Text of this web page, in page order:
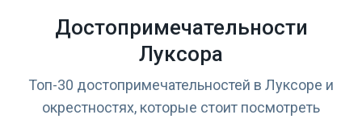
Достопримечательности
Луксора
Топ-30 достопримечательностей в Луксоре и
окрестностях, которые стоит посмотреть